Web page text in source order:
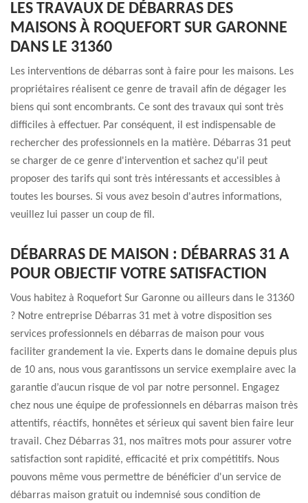
LES TRAVAUX DE DÉBARRAS DES
MAISONS À ROQUEFORT SUR GARONNE
DANS LE 31360
Les interventions de débarras sont à faire pour les maisons. Les
propriétaires réalisent ce genre de travail afin de dégager les
biens qui sont encombrants. Ce sont des travaux qui sont très
difficiles à effectuer. Par conséquent, il est indispensable de
rechercher des professionnels en la matière. Débarras 31 peut
se charger de ce genre d'intervention et sachez qu'il peut
proposer des tarifs qui sont très intéressants et accessibles à
toutes les bourses. Si vous avez besoin d'autres informations,
veuillez lui passer un coup de fil.
DÉBARRAS DE MAISON : DÉBARRAS 31 A
POUR OBJECTIF VOTRE SATISFACTION
Vous habitez à Roquefort Sur Garonne ou ailleurs dans le 31360
? Notre entreprise Débarras 31 met à votre disposition ses
services professionnels en débarras de maison pour vous
faciliter grandement la vie. Experts dans le domaine depuis plus
de 10 ans, nous vous garantissons un service exemplaire avec la
garantie d’aucun risque de vol par notre personnel. Engagez
chez nous une équipe de professionnels en débarras maison très
attentifs, réactifs, honnêtes et sérieux qui savent bien faire leur
travail. Chez Débarras 31, nos maîtres mots pour assurer votre
satisfaction sont rapidité, efficacité et prix compétitifs. Nous
pouvons même vous permettre de bénéficier d'un service de
débarras maison gratuit ou indemnisé sous condition de